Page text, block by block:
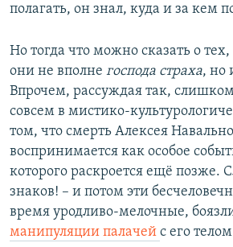
полагать, он знал, куда и за кем
Но тогда что можно сказать о тех,
они не вполне господа страха, но
Впрочем, рассуждая так,
совсем в мистико-
том, что смерть Алексея
воспринимается как особое
которого раскроется ещё позже.
знаков! – и потом эти
время уродливо-мелочные,
манипуляции палачей с его